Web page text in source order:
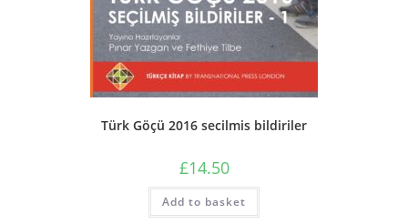
Türk Göçü 2016 secilmis bildiriler
£14.50
Add to basket